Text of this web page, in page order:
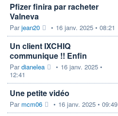
Pfizer finira par racheter
Valneva
Parjean20 • 16 janv. 2025 • 08:21
Un client IXCHIQ
communique !! Enfin
Pardianelea • 16 janv. 2025 •
12:41
Une petite vidéo
Par mcm06 • 16 janv. 2025 • 09:49